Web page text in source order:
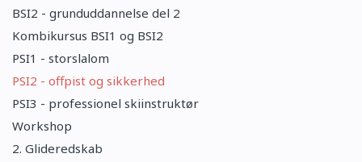
BSI2 - grunduddannelse del 2
Kombikursus BSI1 og BSI2
PSI1 - storslalom
PSI2 - offpist og sikkerhed
PSI3 - professionel skiinstruktør
Workshop
2. Glideredskab